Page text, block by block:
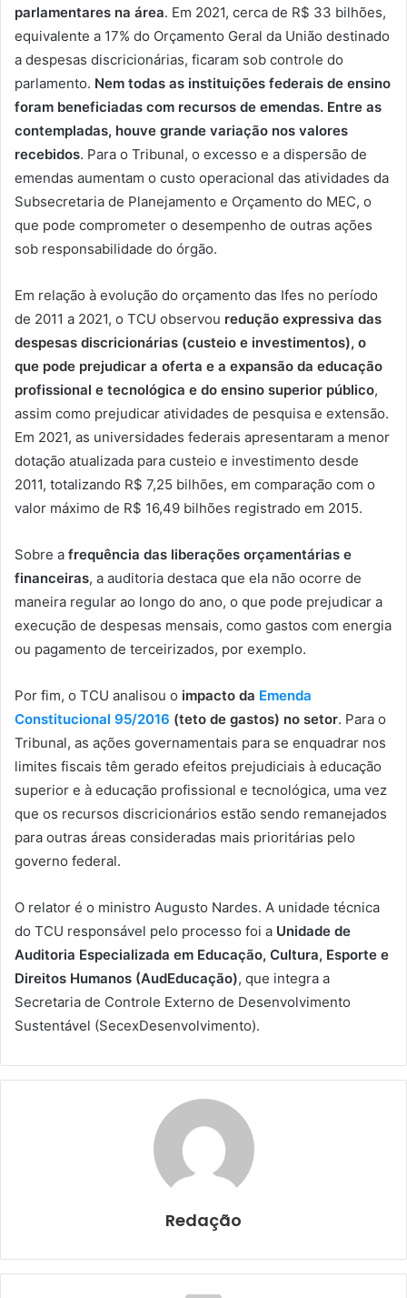
parlamentares na área. Em 2021, cerca de R$ 33 bilhões,
equivalente a 17% do Orçamento Geral da União destinado
a despesas discricionárias, ficaram sob controle do
parlamento. Nem todas as instituições federais de ensino
foram beneficiadas com recursos de emendas. Entre as
contempladas, houve grande variação nos valores
recebidos. Para o Tribunal, o excesso e a dispersão de
emendas aumentam o custo operacional das atividades da
Subsecretaria de Planejamento e Orçamento do MEC, o
que pode comprometer o desempenho de outras ações
sob responsabilidade do órgão.
Em relação à evolução do orçamento das Ifes no período
de 2011 a 2021, o TCU observou redução expressiva das
despesas discricionárias (custeio e investimentos), o
que pode prejudicar a oferta e a expansão da educação
profissional e tecnológica e do ensino superior público,
assim como prejudicar atividades de pesquisa e extensão.
Em 2021, as universidades federais apresentaram a menor
dotação atualizada para custeio e investimento desde
2011, totalizando R$ 7,25 bilhões, em comparação com o
valor máximo de R$ 16,49 bilhões registrado em 2015.
Sobre a frequência das liberações orçamentárias e
financeiras, a auditoria destaca que ela não ocorre de
maneira regular ao longo do ano, o que pode prejudicar a
execução de despesas mensais, como gastos com energia
ou pagamento de terceirizados, por exemplo.
Por fim, o TCU analisou o impacto da Emenda
Constitucional 95/2016 (teto de gastos) no setor. Para o
Tribunal, as ações governamentais para se enquadrar nos
limites fiscais têm gerado efeitos prejudiciais à educação
superior e à educação profissional e tecnológica, uma vez
que os recursos discricionários estão sendo remanejados
para outras áreas consideradas mais prioritárias pelo
governo federal.
O relator é o ministro Augusto Nardes. A unidade técnica
do TCU responsável pelo processo foi a Unidade de
Auditoria Especializada em Educação, Cultura, Esporte e
Direitos Humanos (AudEducação), que integra a
Secretaria de Controle Externo de Desenvolvimento
Sustentável (SecexDesenvolvimento).
Redação